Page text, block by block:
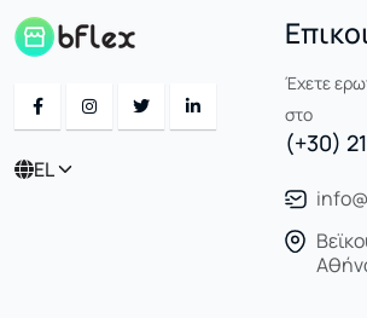
EL
Έχετε
στο
(+30)